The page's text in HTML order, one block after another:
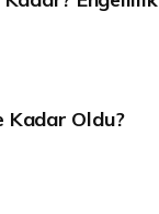
Kadar Oldu?